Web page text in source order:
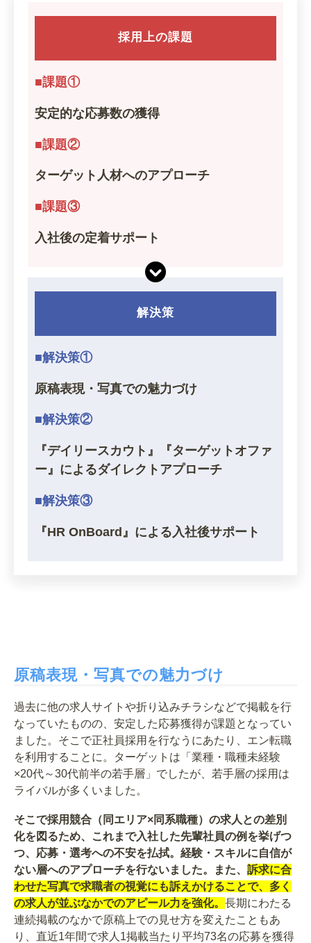
採用上の課題
■課題①
安定的な応募数の獲得
■課題②
ターゲット人材へのアプローチ
■課題③
入社後の定着サポート
解決策
■解決策①
原稿表現・写真での魅力づけ
■解決策②
『デイリースカウト』『ターゲットオファ
ー』によるダイレクトアプローチ
■解決策③
『HR OnBoard』による入社後サポート
原稿表現・写真での魅力づけ
過去に他の求人サイトや折り込みチラシなどで掲載を行
なっていたものの、安定した応募獲得が課題となってい
ました。そこで正社員採用を行なうにあたり、エン転職
を利用することに。ターゲットは「業種・職種未経験
×20代～30代前半の若手層」でしたが、若手層の採用は
ライバルが多くいました。
そこで採用競合（同エリア×同系職種）の求人との差別
化を図るため、これまで入社した先輩社員の例を挙げつ
つ、応募・選考への不安を払拭。経験・スキルに自信が
ない層へのアプローチを行ないました。また、 訴求に合
わせた写真で求職者の視覚にも訴えかけることで、多く
の求人が並ぶなかでのアピール力を強化。 長期にわたる
連続掲載のなかで原稿上での見せ方を変えたこともあ
り、直近1年間で求人1掲載当たり 平均73名の応募を獲得